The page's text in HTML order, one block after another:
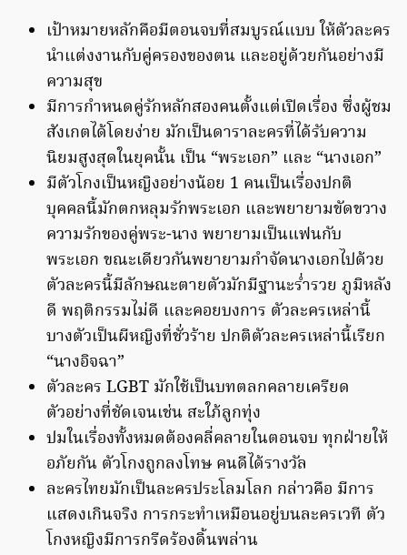
เป้าหมายหลักคือมีตอนจบที่สมบูรณ์แบบ ให้ตัวละคร
นำแต่งงานกับคู่ครองของตน และอยู่ด้วยกันอย่างมี
ความสุข
มีการกำหนดคู่รักหลักสองคนตั้งแต่เปิดเรื่อง ซึ่งผู้ชม
สังเกตได้โดยง่าย มักเป็นดาราละครที่ได้รับความ
นิยมสูงสุดในยุคนั้น เป็น “พระเอก” และ “นางเอก”
มีตัวโกงเป็นหญิงอย่างน้อย 1 คนเป็นเรื่องปกติ
บุคคลนี้มักตกหลุมรักพระเอก และพยายามขัดขวาง
ความรักของคู่พระ-นาง พยายามเป็นแฟนกับ
พระเอก ขณะเดียวกันพยายามกำจัดนางเอกไปด้วย
ตัวละครนี้มีลักษณะตายตัวมักมีฐานะร่ำรวย ภูมิหลัง
ดี พฤติกรรมไม่ดี และคอยบงการ ตัวละครเหล่านี้
บางตัวเป็นผีหญิงที่ชั่วร้าย ปกติตัวละครเหล่านี้เรียก
“นางอิจฉา”
ตัวละคร LGBT มักใช้เป็นบทตลกคลายเครียด
ตัวอย่างที่ชัดเจนเช่น สะใภ้ลูกทุ่ง
ปมในเรื่องทั้งหมดต้องคลี่คลายในตอนจบ ทุกฝ่ายให้
อภัยกัน ตัวโกงถูกลงโทษ คนดีได้รางวัล
ละครไทยมักเป็นละครประโลมโลก กล่าวคือ มีการ
แสดงเกินจริง การกระทำเหมือนอยู่บนละครเวที ตัว
โกงหญิงมีการกรีดร้องดิ้นพล่าน